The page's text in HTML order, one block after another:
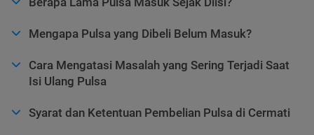
Mengapa Pulsa yang Dibeli Belum Masuk?
Cara Mengatasi Masalah yang Sering Terjadi Saat
Isi Ulang Pulsa
Syarat dan Ketentuan Pembelian Pulsa di Cermati